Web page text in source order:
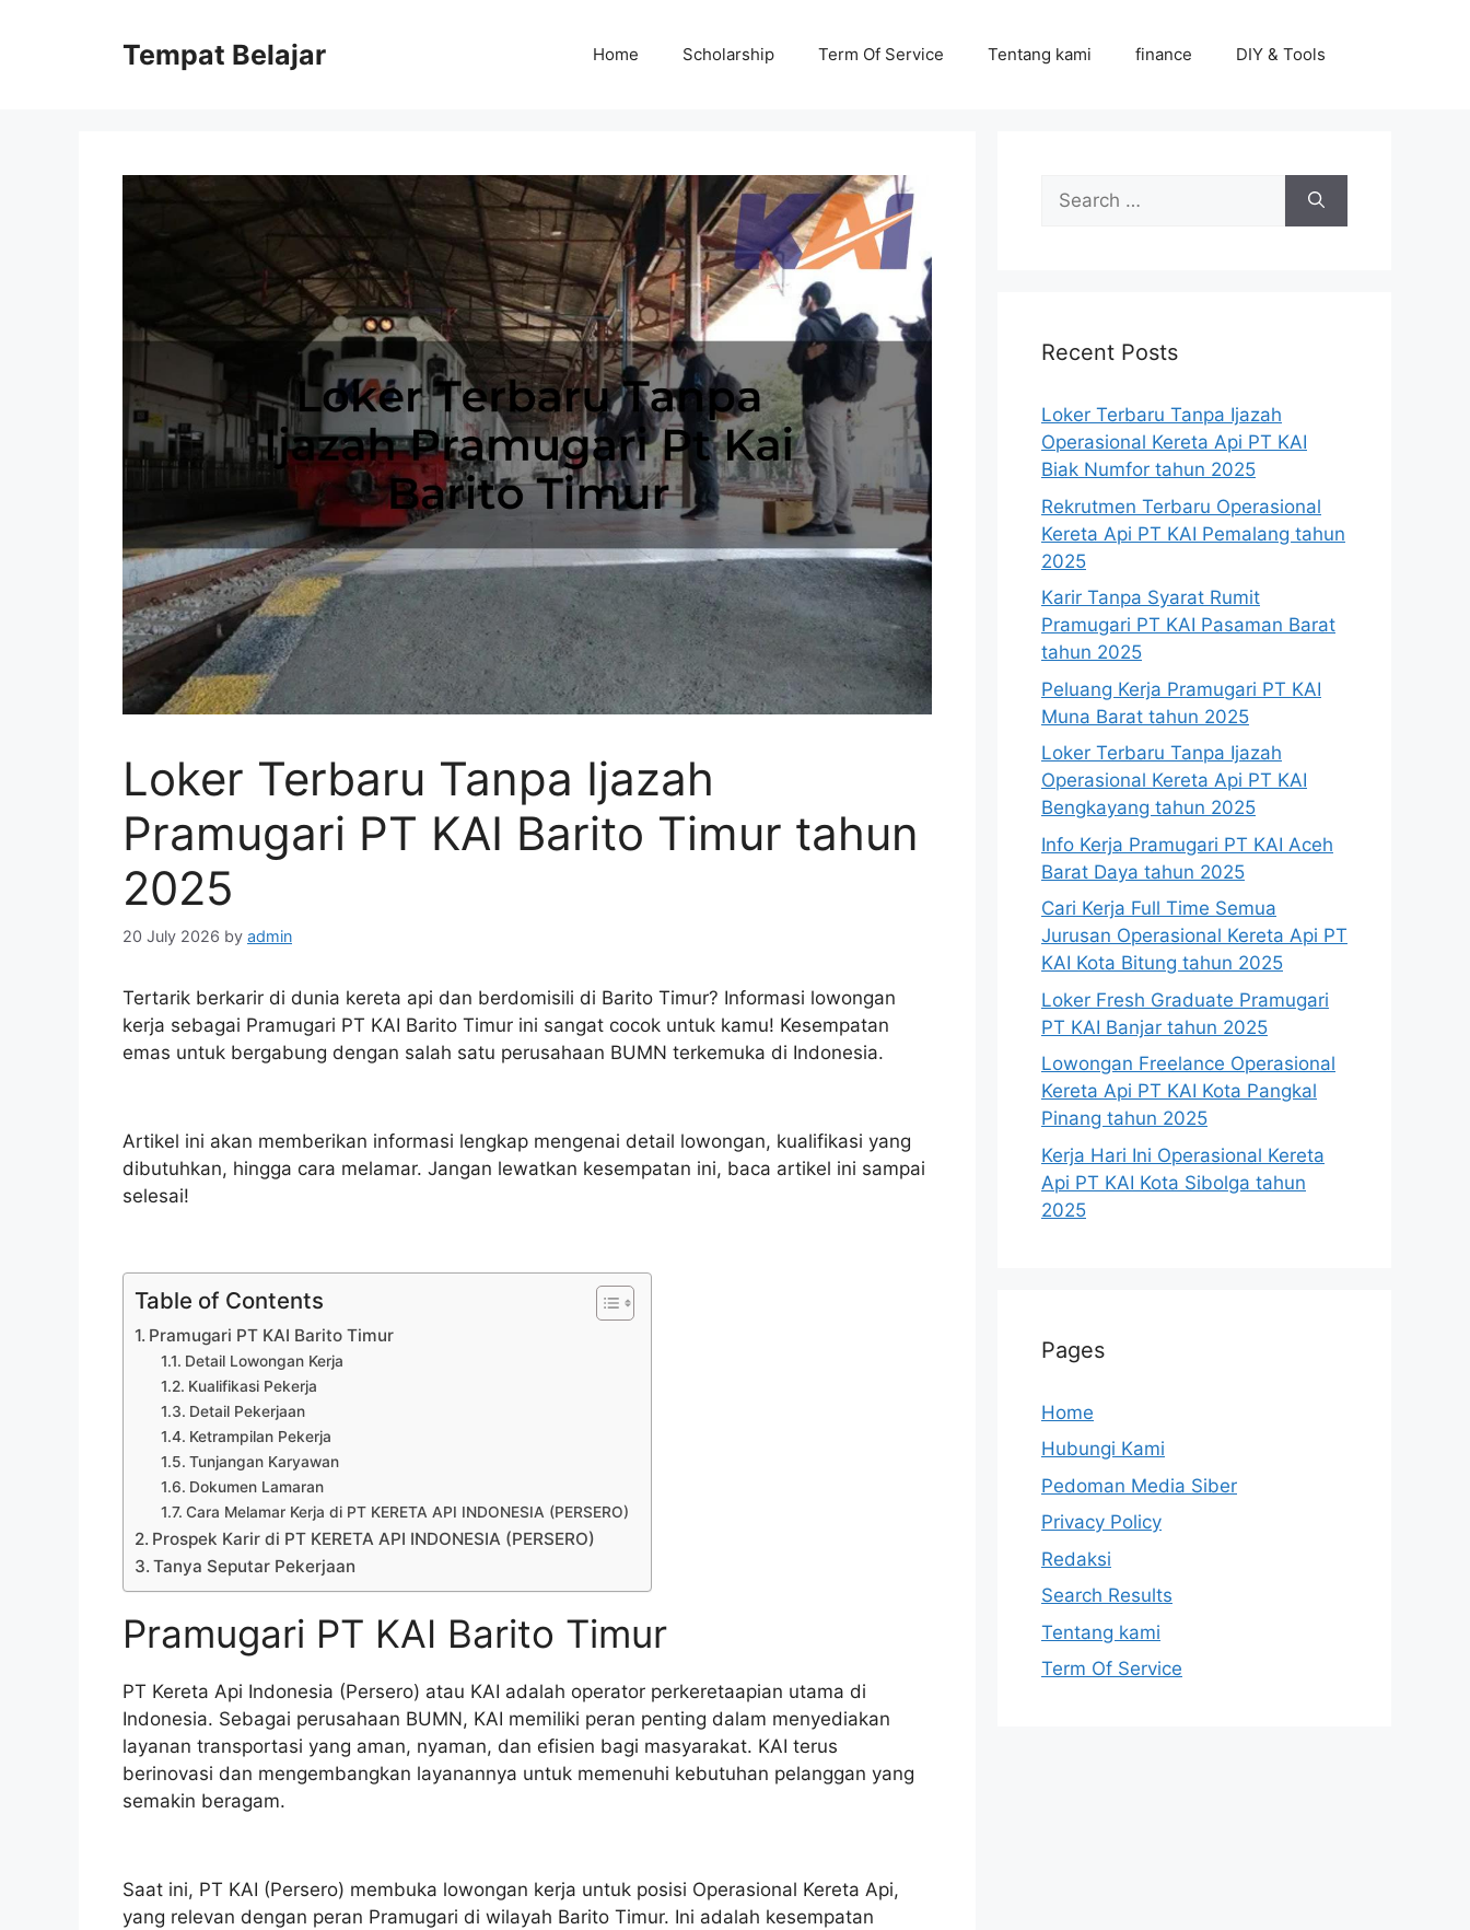
Tempat Belajar Home Scholarship Term Of Service Tentang kami finance DIY & Tools
Loker Terbaru Tanpa Ijazah
Pramugari PT KAI Barito Timur tahun
2025
20 July 2026 by admin
Tertarik berkarir di dunia kereta api dan berdomisili di Barito Timur? Informasi lowongan
kerja sebagai Pramugari PT KAI Barito Timur ini sangat cocok untuk kamu! Kesempatan
emas untuk bergabung dengan salah satu perusahaan BUMN terkemuka di Indonesia.
Artikel ini akan memberikan informasi lengkap mengenai detail lowongan, kualifikasi yang
dibutuhkan, hingga cara melamar. Jangan lewatkan kesempatan ini, baca artikel ini sampai
selesai!
Table of Contents
Pramugari PT KAI Barito Timur
Detail Lowongan Kerja
Kualifikasi Pekerja
Detail Pekerjaan
Ketrampilan Pekerja
Tunjangan Karyawan
Dokumen Lamaran
Cara Melamar Kerja di PT KERETA API INDONESIA (PERSERO)
Prospek Karir di PT KERETA API INDONESIA (PERSERO)
Tanya Seputar Pekerjaan
Pramugari PT KAI Barito Timur
PT Kereta Api Indonesia (Persero) atau KAI adalah operator perkeretaapian utama di
Indonesia. Sebagai perusahaan BUMN, KAI memiliki peran penting dalam menyediakan
layanan transportasi yang aman, nyaman, dan efisien bagi masyarakat. KAI terus
berinovasi dan mengembangkan layanannya untuk memenuhi kebutuhan pelanggan yang
semakin beragam.
Saat ini, PT KAI (Persero) membuka lowongan kerja untuk posisi Operasional Kereta Api,
yang relevan dengan peran Pramugari di wilayah Barito Timur. Ini adalah kesempatan
Search
for:
Recent Posts
Loker Terbaru Tanpa Ijazah
Operasional Kereta Api PT KAI
Biak Numfor tahun 2025
Rekrutmen Terbaru Operasional
Kereta Api PT KAI Pemalang tahun
2025
Karir Tanpa Syarat Rumit
Pramugari PT KAI Pasaman Barat
tahun 2025
Peluang Kerja Pramugari PT KAI
Muna Barat tahun 2025
Loker Terbaru Tanpa Ijazah
Operasional Kereta Api PT KAI
Bengkayang tahun 2025
Info Kerja Pramugari PT KAI Aceh
Barat Daya tahun 2025
Cari Kerja Full Time Semua
Jurusan Operasional Kereta Api PT
KAI Kota Bitung tahun 2025
Loker Fresh Graduate Pramugari
PT KAI Banjar tahun 2025
Lowongan Freelance Operasional
Kereta Api PT KAI Kota Pangkal
Pinang tahun 2025
Kerja Hari Ini Operasional Kereta
Api PT KAI Kota Sibolga tahun
2025
Pages
Home
Hubungi Kami
Pedoman Media Siber
Privacy Policy
Redaksi
Search Results
Tentang kami
Term Of Service